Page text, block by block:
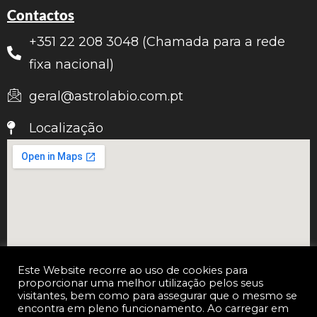
Contactos
+351 22 208 3048 (Chamada para a rede
fixa nacional)
geral@astrolabio.com.pt
Localização
Este Website recorre ao uso de cookies para
proporcionar uma melhor utilização pelos seus
visitantes, bem como para assegurar que o mesmo se
encontra em pleno funcionamento. Ao carregar em